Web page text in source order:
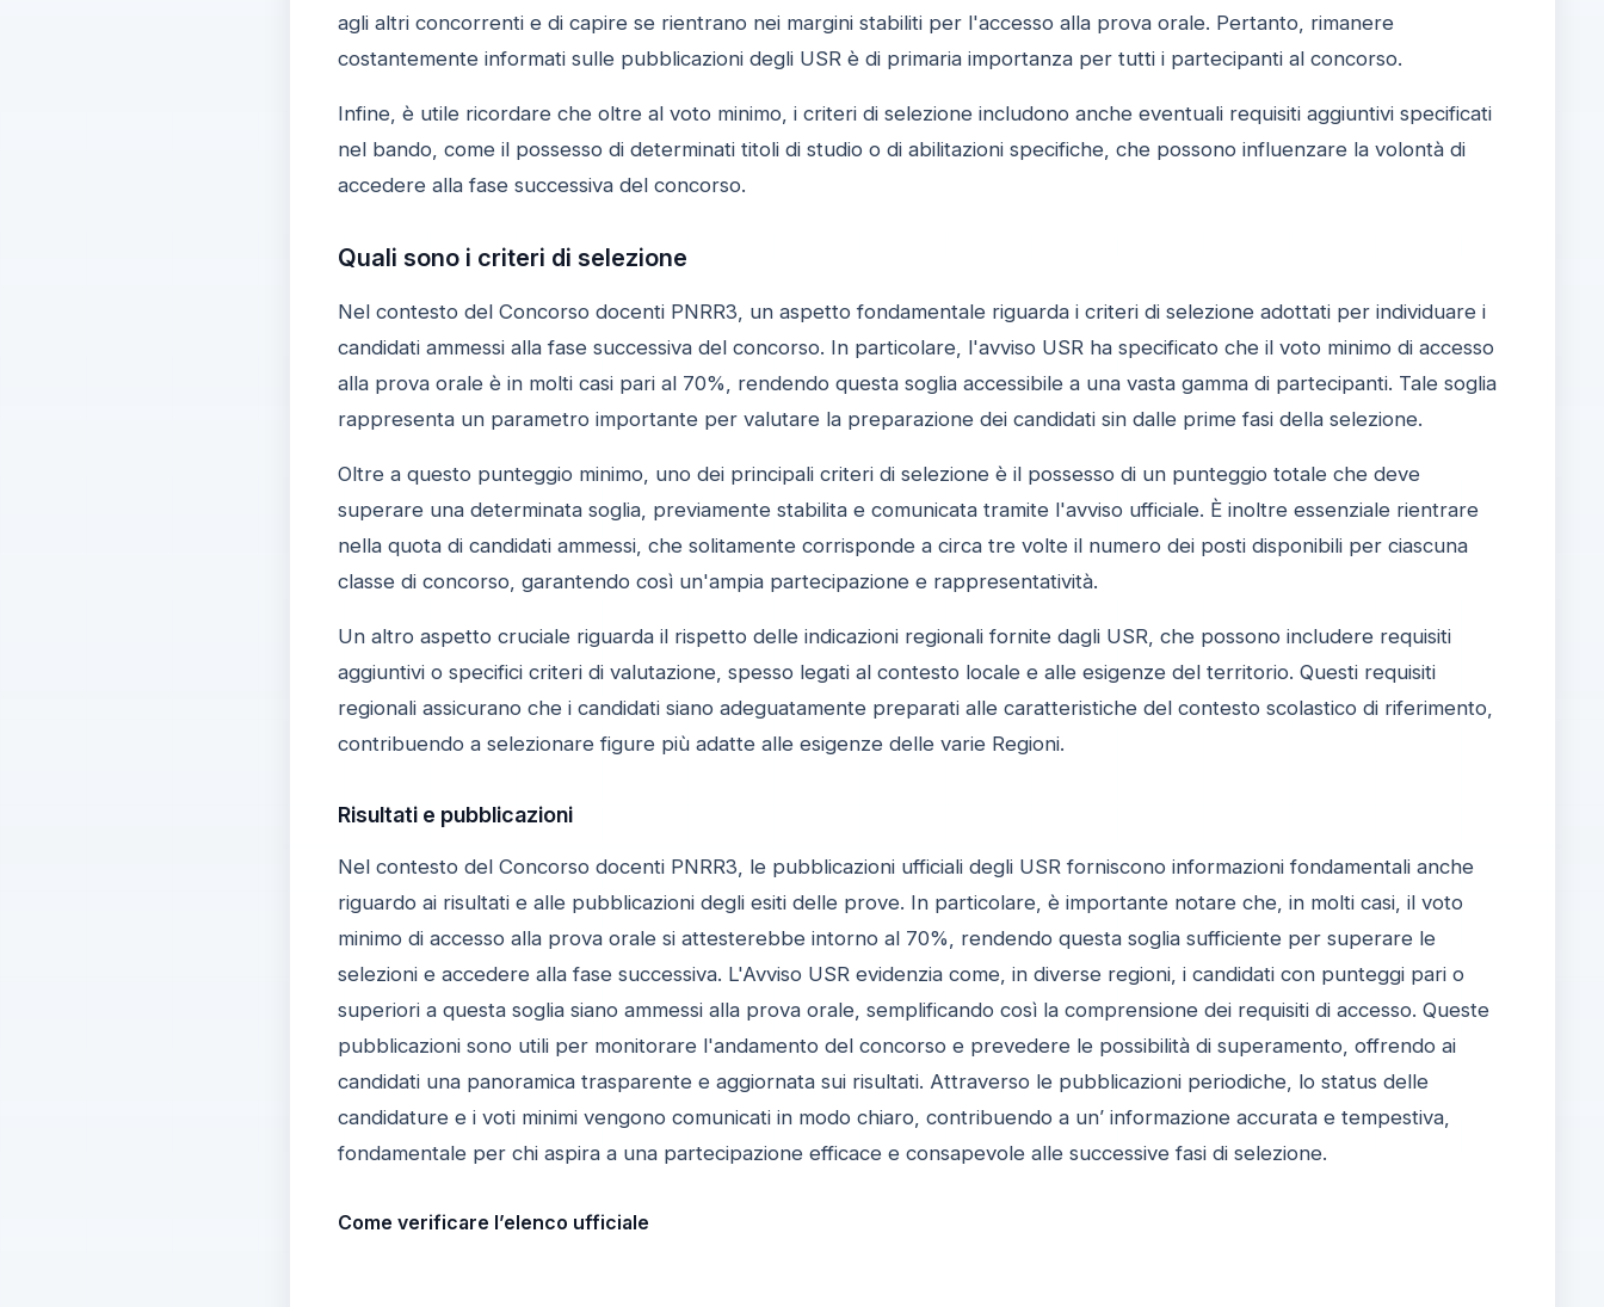
agli altri concorrenti e di capire se rientrano nei margini stabiliti per l'accesso alla prova orale. Pertanto, rimanere
costantemente informati sulle pubblicazioni degli USR è di primaria importanza per tutti i partecipanti al concorso.
Infine, è utile ricordare che oltre al voto minimo, i criteri di selezione includono anche eventuali requisiti aggiuntivi specificati
nel bando, come il possesso di determinati titoli di studio o di abilitazioni specifiche, che possono influenzare la volontà di
accedere alla fase successiva del concorso.
Quali sono i criteri di selezione
Nel contesto del Concorso docenti PNRR3, un aspetto fondamentale riguarda i criteri di selezione adottati per individuare i
candidati ammessi alla fase successiva del concorso. In particolare, l'avviso USR ha specificato che il voto minimo di accesso
alla prova orale è in molti casi pari al 70%, rendendo questa soglia accessibile a una vasta gamma di partecipanti. Tale soglia
rappresenta un parametro importante per valutare la preparazione dei candidati sin dalle prime fasi della selezione.
Oltre a questo punteggio minimo, uno dei principali criteri di selezione è il possesso di un punteggio totale che deve
superare una determinata soglia, previamente stabilita e comunicata tramite l'avviso ufficiale. È inoltre essenziale rientrare
nella quota di candidati ammessi, che solitamente corrisponde a circa tre volte il numero dei posti disponibili per ciascuna
classe di concorso, garantendo così un'ampia partecipazione e rappresentatività.
Un altro aspetto cruciale riguarda il rispetto delle indicazioni regionali fornite dagli USR, che possono includere requisiti
aggiuntivi o specifici criteri di valutazione, spesso legati al contesto locale e alle esigenze del territorio. Questi requisiti
regionali assicurano che i candidati siano adeguatamente preparati alle caratteristiche del contesto scolastico di riferimento,
contribuendo a selezionare figure più adatte alle esigenze delle varie Regioni.
Risultati e pubblicazioni
Nel contesto del Concorso docenti PNRR3, le pubblicazioni ufficiali degli USR forniscono informazioni fondamentali anche
riguardo ai risultati e alle pubblicazioni degli esiti delle prove. In particolare, è importante notare che, in molti casi, il voto
minimo di accesso alla prova orale si attesterebbe intorno al 70%, rendendo questa soglia sufficiente per superare le
selezioni e accedere alla fase successiva. L'Avviso USR evidenzia come, in diverse regioni, i candidati con punteggi pari o
superiori a questa soglia siano ammessi alla prova orale, semplificando così la comprensione dei requisiti di accesso. Queste
pubblicazioni sono utili per monitorare l'andamento del concorso e prevedere le possibilità di superamento, offrendo ai
candidati una panoramica trasparente e aggiornata sui risultati. Attraverso le pubblicazioni periodiche, lo status delle
candidature e i voti minimi vengono comunicati in modo chiaro, contribuendo a un’ informazione accurata e tempestiva,
fondamentale per chi aspira a una partecipazione efficace e consapevole alle successive fasi di selezione.
Come verificare l’elenco ufficiale